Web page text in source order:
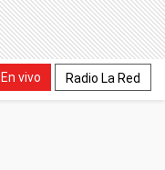
En vivo Radio La Red